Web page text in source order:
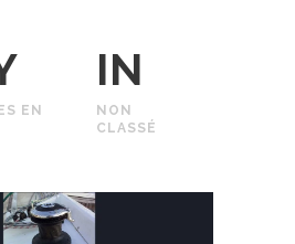
EN
IN
NON
CLASSÉ